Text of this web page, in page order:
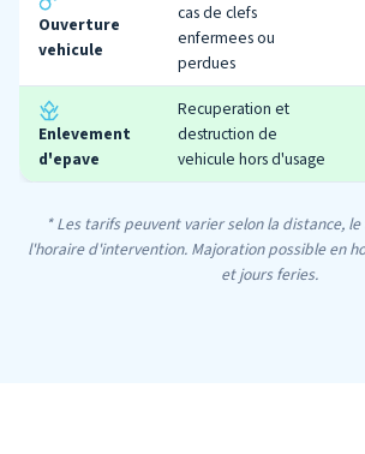
Ouverture
vehicule
cas de clefs
enfermees ou
perdues
Enlevement
d'epave
Recuperation et
destruction de
vehicule hors d'usage
* Les tarifs peuvent varier selon la distance,
l'horaire d'intervention. Majoration possible en
et jours feries.